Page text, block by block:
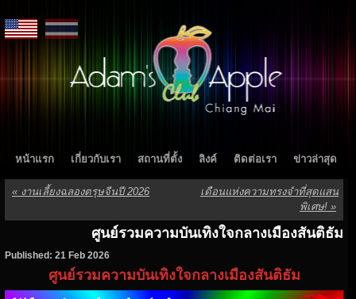
หน้าแรก เกี่ยวกับเรา สถานที่ตั้ง ลิงค์ ติดต่อเรา ข่าวล่าสุด
« งานเลี้ยงฉลองตรุษจีนปี 2026
เดือนแห่งความทรงจำที่สุดแสน
พิเศษ! »
ศูนย์รวมความบันเทิงใจกลางเมืองสันติธัม
Published: 21 Feb 2026
ศูนย์รวมความบันเทิงใจกลางเมืองสันติธัม